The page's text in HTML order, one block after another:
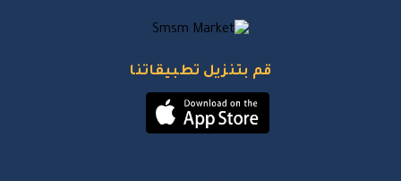
قم بتنزيل تطبيقاتنا